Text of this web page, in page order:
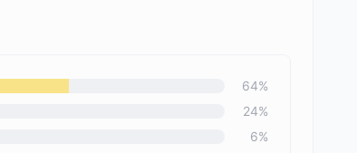
64%
24%
6%